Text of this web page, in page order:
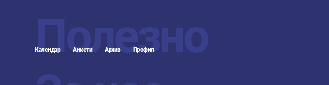
Полезно
Календар Анкети Архив Профил